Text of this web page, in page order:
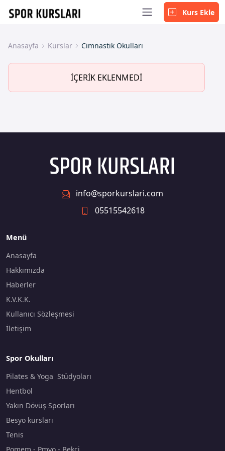
Kurs Ekle
Anasayfa Kurslar Cimnastik Okulları
İÇERİK EKLENMEDİ
info@sporkurslari.com
05515542618
Menü
Anasayfa
Hakkımızda
Haberler
K.V.K.K.
Kullanıcı Sözleşmesi
İletişim
Spor Okulları
Pilates & Yoga Stüdyoları
Hentbol
Yakın Dövüş Sporları
Besyo kursları
Tenis